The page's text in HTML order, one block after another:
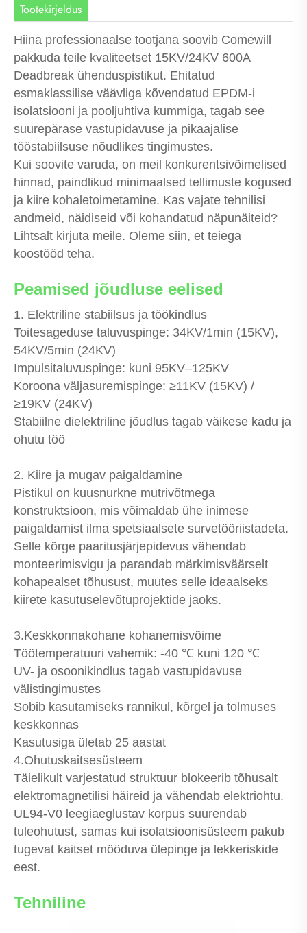
Tootekirjeldus
Hiina professionaalse tootjana soovib Comewill
pakkuda teile kvaliteetset 15KV/24KV 600A
Deadbreak ühenduspistikut. Ehitatud
esmaklassilise väävliga kõvendatud EPDM-i
isolatsiooni ja pooljuhtiva kummiga, tagab see
suurepärase vastupidavuse ja pikaajalise
tööstabiilsuse nõudlikes tingimustes.
Kui soovite varuda, on meil konkurentsivõimelised
hinnad, paindlikud minimaalsed tellimuste kogused
ja kiire kohaletoimetamine. Kas vajate tehnilisi
andmeid, näidiseid või kohandatud näpunäiteid?
Lihtsalt kirjuta meile. Oleme siin, et teiega
koostööd teha.
Peamised jõudluse eelised
1. Elektriline stabiilsus ja töökindlus
Toitesageduse taluvuspinge: 34KV/1min (15KV),
54KV/5min (24KV)
Impulsitaluvuspinge: kuni 95KV–125KV
Koroona väljasuremispinge: ≥11KV (15KV) /
≥19KV (24KV)
Stabiilne dielektriline jõudlus tagab väikese kadu ja
ohutu töö
2. Kiire ja mugav paigaldamine
Pistikul on kuusnurkne mutrivõtmega
konstruktsioon, mis võimaldab ühe inimese
paigaldamist ilma spetsiaalsete survetööriistadeta.
Selle kõrge paaritusjärjepidevus vähendab
monteerimisvigu ja parandab märkimisväärselt
kohapealset tõhusust, muutes selle ideaalseks
kiirete kasutuselevõtuprojektide jaoks.
3.Keskkonnakohane kohanemisvõime
Töötemperatuuri vahemik: -40 ℃ kuni 120 ℃
UV- ja osoonikindlus tagab vastupidavuse
välistingimustes
Sobib kasutamiseks rannikul, kõrgel ja tolmuses
keskkonnas
Kasutusiga ületab 25 aastat
4.Ohutuskaitsesüsteem
Täielikult varjestatud struktuur blokeerib tõhusalt
elektromagnetilisi häireid ja vähendab elektriohtu.
UL94-V0 leegiaeglustav korpus suurendab
tuleohutust, samas kui isolatsioonisüsteem pakub
tugevat kaitset mööduva ülepinge ja lekkeriskide
eest.
Tehniline